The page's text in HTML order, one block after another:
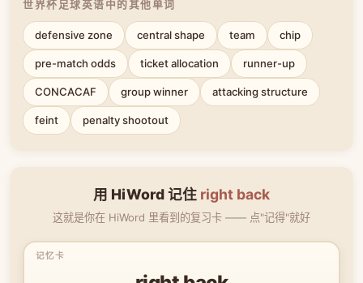
世界杯足球英语中的其他单词
defensive zone central shape team chip
pre-match odds ticket allocation runner-up
CONCACAF group winner attacking structure
feint penalty shootout
用 HiWord 记住 right back
这就是你在 HiWord 里看到的复习卡 —— 点"记得"就好